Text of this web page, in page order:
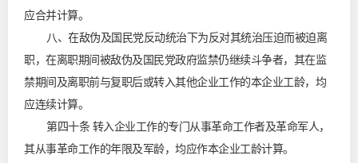
应合并计算。
八、在敌伪及国民党反动统治下为反对其统治压迫而被迫离
职，在离职期间被敌伪及国民党政府监禁仍继续斗争者，其在监
禁期间及离职前与复职后或转入其他企业工作的本企业工龄，均
应连续计算。
第四十条 转入企业工作的专门从事革命工作者及革命军人，
其从事革命工作的年限及军龄，均应作本企业工龄计算。